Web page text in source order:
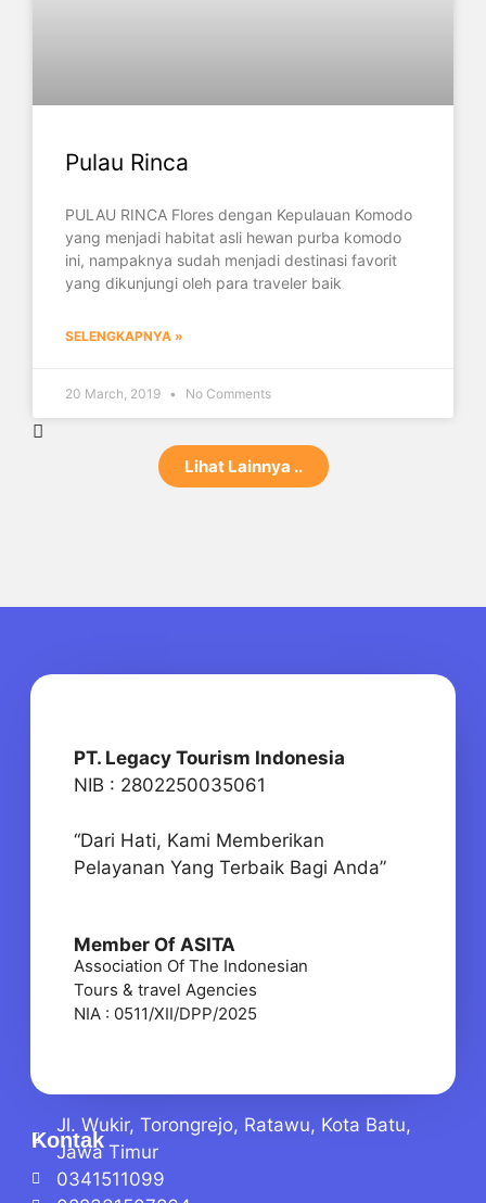
Pulau Rinca
PULAU RINCA Flores dengan Kepulauan Komodo
yang menjadi habitat asli hewan purba komodo
ini, nampaknya sudah menjadi destinasi favorit
yang dikunjungi oleh para traveler baik
SELENGKAPNYA »
20 March, 2019 No Comments
Lihat Lainnya ..
PT. Legacy Tourism Indonesia
NIB : 2802250035061
“Dari Hati, Kami Memberikan
Pelayanan Yang Terbaik Bagi Anda”
Member Of ASITA
Association Of The Indonesian
Tours & travel Agencies
NIA : 0511/XII/DPP/2025
Kontak
Jl. Wukir, Torongrejo, Ratawu, Kota Batu,
Jawa Timur
0341511099